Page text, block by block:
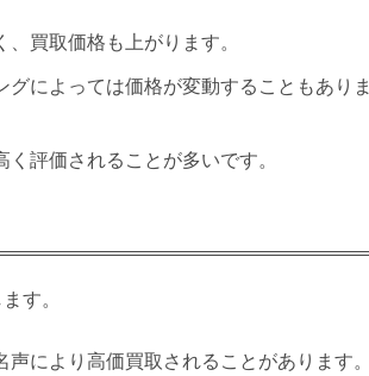
買取価格も上がります。
によっては価格が変動することもありま
評価されることが多いです。
す。
により高価買取されることがあります。